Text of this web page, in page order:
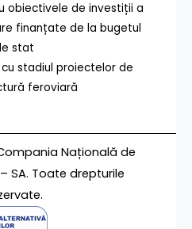
obiectivele de investiții a
finanțate de la bugetul
stat
stadiul proiectelor de
feroviară
Națională de
– SA. Toate drepturile